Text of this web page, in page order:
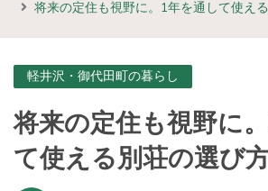
(コラム・移住者の声)
(お問い合わせ)
将来の定住も視野に。1年を通して使え
軽井沢・御代田町の暮らし
将来の定住も視野に
て使える別荘の選び